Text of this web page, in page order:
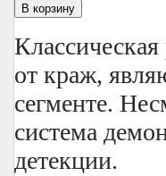
от краж,
сегменте.
система
детекции.